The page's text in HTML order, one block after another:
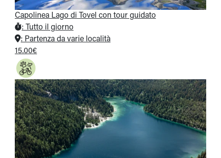
Capolinea Lago di Tovel con tour guidato
:
Tutto il giorno
: Partenza da varie località
15.00€